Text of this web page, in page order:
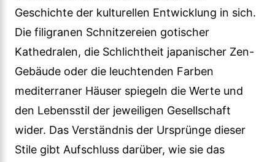
Geschichte der kulturellen Entwicklung in sich.
Die filigranen Schnitzereien gotischer
Kathedralen, die Schlichtheit japanischer Zen-
Gebäude oder die leuchtenden Farben
mediterraner Häuser spiegeln die Werte und
den Lebensstil der jeweiligen Gesellschaft
wider. Das Verständnis der Ursprünge dieser
Stile gibt Aufschluss darüber, wie sie das